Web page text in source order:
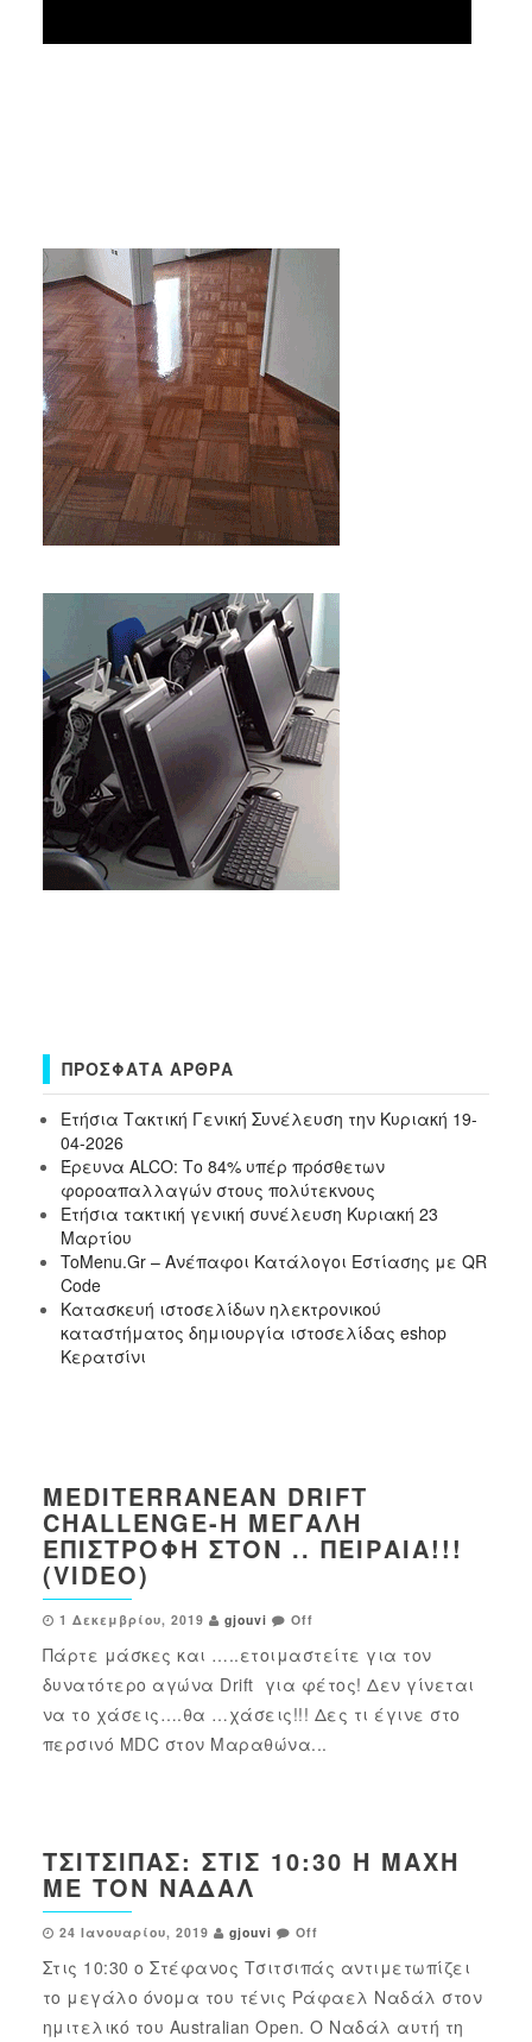
ΠΡΌΣΦΑΤΑ ΆΡΘΡΑ
Ετήσια Τακτική Γενική Συνέλευση την Κυριακή 19-
04-2026
Έρευνα ALCO: Το 84% υπέρ πρόσθετων
φοροαπαλλαγών στους πολύτεκνους
Ετήσια τακτική γενική συνέλευση Κυριακή 23
Μαρτίου
ToMenu.Gr – Ανέπαφοι Κατάλογοι Εστίασης με QR
Code
Κατασκευή ιστοσελίδων ηλεκτρονικού
καταστήματος δημιουργία ιστοσελίδας eshop
Κερατσίνι
MEDITERRANEAN DRIFT
CHALLENGE-Η ΜΕΓΆΛΗ
ΕΠΙΣΤΡΟΦΉ ΣΤΟΝ .. ΠΕΙΡΑΙΆ!!!
(VIDEO)
1 Δεκεμβρίου, 2019 gjouvi Off
Πάρτε μάσκες και …..ετοιμαστείτε για τον
δυνατότερο αγώνα Drift για φέτος! Δεν γίνεται
να το χάσεις….θα …χάσεις!!! Δες τι έγινε στο
περσινό MDC στον Μαραθώνα...
ΤΣΙΤΣΙΠΆΣ: ΣΤΙΣ 10:30 Η ΜΆΧΗ
ΜΕ ΤΟΝ ΝΑΔΆΛ
24 Ιανουαρίου, 2019 gjouvi Off
Στις 10:30 ο Στέφανος Τσιτσιπάς αντιμετωπίζει
το μεγάλο όνομα του τένις Ράφαελ Ναδάλ στον
ημιτελικό του Australian Open. Ο Ναδάλ αυτή τη